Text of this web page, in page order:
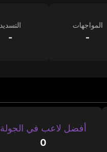
المواجهات
-
التسديد
-
أفضل لاعب في الجولة
0